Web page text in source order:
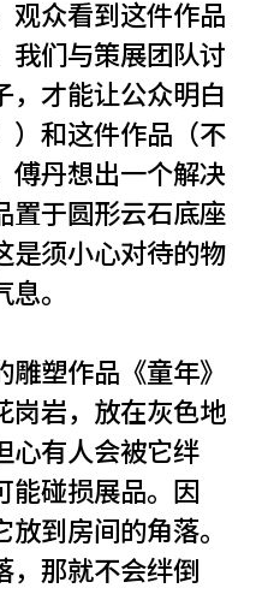
观众看到这件作品
我们与策展团队讨
，才能让公众明白
）和这件作品（不
傅丹想出一个解决
置于圆形云石底座
是须小心对待的物
。
塑作品《童年》
岗岩，放在灰色地
心有人会被它绊
能碰损展品。因
到房间的角落。
，那就不会绊倒